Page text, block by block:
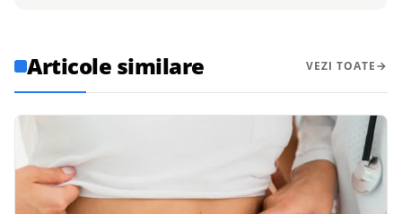
Articole similare VEZI TOATE